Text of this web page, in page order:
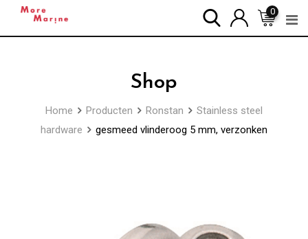
0
Shop
Home Producten Ronstan
Stainless steel
hardware
gesmeed vlinderoog 5 mm, verzonken